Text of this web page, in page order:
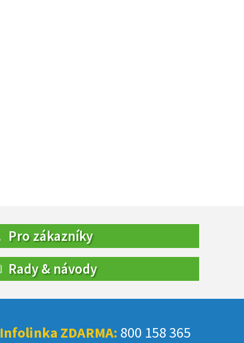
Pro zákazníky
Rady & návody
Infolinka ZDARMA: 800 158 365